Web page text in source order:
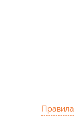
Правила